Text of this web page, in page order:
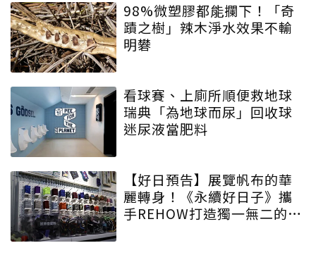
98%微塑膠都能攔下！「奇
蹟之樹」辣木淨水效果不輸
明礬
看球賽、上廁所順便救地球
瑞典「為地球而尿」回收球
迷尿液當肥料
【好日預告】展覽帆布的華
麗轉身！《永續好日子》攜
手REHOW打造獨一無二的